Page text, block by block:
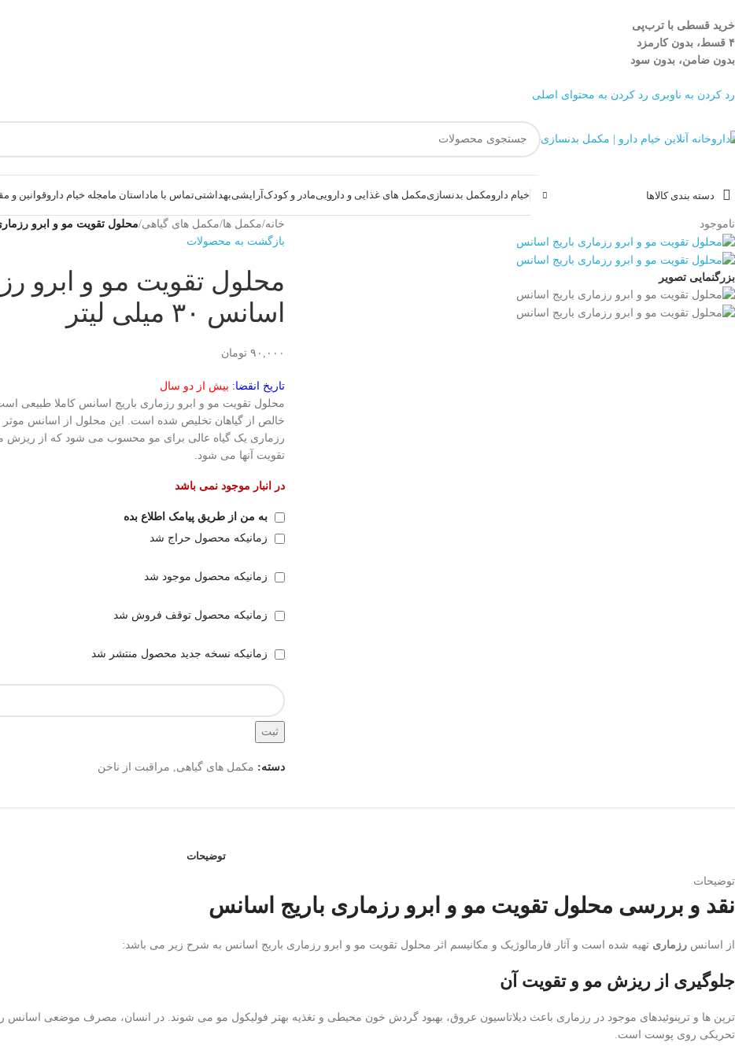
خرید قسطی با ترب‌پی
۴ قسط، بدون کارمزد
بدون ضامن، بدون سود
رد کردن به ناوبری رد کردن به محتوای اصلی
دسته بندی کالاها خیام دارومکمل بدنسازیمکمل های غذایی و داروییمادر و کودک آرایشیبهداشتیتماس با ماداستان مامجله خیام داروقوانین و
ناموجود
بزرگنمایی تصویر
خانه/مکمل ها/مکمل های گیاهی/محلول تقویت مو و ابرو رزماری باریج
بازگشت به محصولات
محلول تقویت مو و ابرو
اسانس ۳۰ میلی لیتر
۹۰,۰۰۰ تومان
تاریخ انقضا: بیش از دو سال
محلول تقویت مو و ابرو رزماری باریج اسانس کاملا طبیعی
خالص از گیاهان تخلیص شده است. این محلول از اسانس
رزماری یک گیاه عالی برای مو محسوب می شود که از ریزش
تقویت آنها می شود.
در انبار موجود نمی باشد
به من از طریق پیامک اطلاع بده
زمانیکه محصول حراج شد
زمانیکه محصول موجود شد
زمانیکه محصول توقف فروش شد
زمانیکه نسخه جدید محصول منتشر شد
ثبت
دسته: مکمل های گیاهی, مراقبت از ناخن
توضیحات
توضیحات
نقد و بررسی محلول تقویت مو و ابرو رزماری باریج اسانس
از اسانس رزماری تهیه شده است و آثار فارمالوژیک و مکانیسم اثر محلول تقویت مو و ابرو رزماری باریج اسانس به شرح زیر می باشد:
جلوگیری از ریزش مو و تقویت آن
ترپن ها و ترپنوئیدهای موجود در رزماری باعث دیلاتاسیون عروق، بهبود گردش خون محیطی و تغذیه بهتر فولیکول مو می شوند. در انسان، مصرف موضعی
تحریکی روی پوست است.